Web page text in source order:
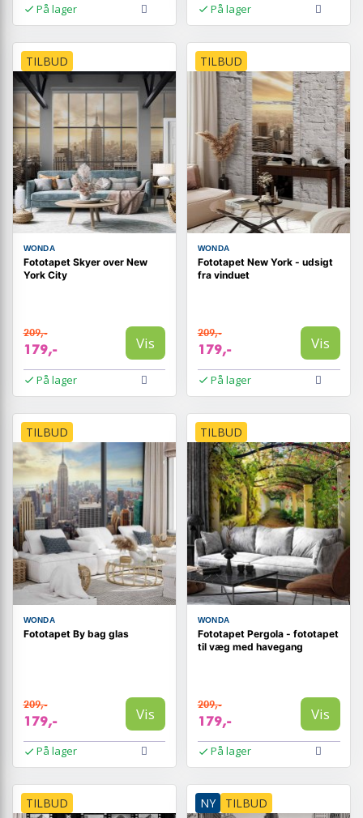
På lager På lager
TILBUD
WONDA
Fototapet Skyer over New
York City
209,-
179,- Vis
På lager
TILBUD
WONDA
Fototapet New York - udsigt
fra vinduet
209,-
179,- Vis
På lager
TILBUD
WONDA
Fototapet By bag glas
209,-
179,- Vis
På lager
TILBUD
WONDA
Fototapet Pergola - fototapet
til væg med havegang
209,-
179,- Vis
På lager
TILBUD NY TILBUD